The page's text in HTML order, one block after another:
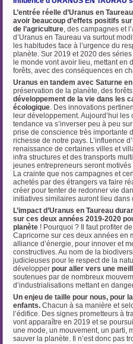
L’entrée réelle d’Uranus en
avoir beaucoup d’effets positifs
de l’agriculture, des campagnes et
d’Uranus en Taureau va surtout
les habitudes face à l’urgence du
planète. Sur 2019 et 2020 des
le monde vont avoir lieu, mettant en
forêts, avec des conséquences en
Uranus en tandem avec Saturne
préservation de la planète, des
développement de la vie dans les
écologique. Des innovations
leur développement. Aujourd’hui
tendance va s’inverser peu à peu
prise de conscience très importante
richesse de notre pays. L’influence
renaissance de certaines villes et
infra structures et des transports
jeunes entrepreneurs seront
La crainte que nos campagnes et
achetés par des étrangers va faire
créer pour tenter de redonner vie
initiatives similaires auront lieu dans
L’impact d’Uranus en Taureau
sur ces deux années 2019-2020
planète ! Pourquoi ? Il faut profiter
Capricorne sur ces deux années en
alliance d’énergie, pour innover et
constructives. Au nom de la
judicieuses pour le respect de la
développerpour aller vers une
soutenues par de nombreux
d’industrialisations mettant en
Un enjeu de taille pour nous, pour
enfants. Chacun à sa manière et
l’édifice. Des signes prometteurs à
vont apparaître en 2019 et se
une mode, un mouvement, un parti,
sauver la planète. Il n’est donc pas